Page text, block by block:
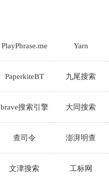
PlayPhrase.me Yarn
PaperkiteBT 九尾搜索
brave搜索引擎 大同搜索
查司令 澎湃明查
文津搜索 工标网